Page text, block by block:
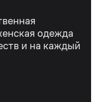
одежда
и на каждый